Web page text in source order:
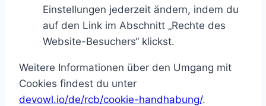
Einstellungen jederzeit ändern, indem du
auf den Link im Abschnitt „Rechte des
Website-Besuchers“ klickst.
Weitere Informationen über den Umgang mit
Cookies findest du unter
devowl.io/de/rcb/cookie-handhabung/.